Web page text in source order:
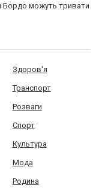
Бордо можуть тривати
Здоров'я
Транспорт
Розваги
Спорт
Культура
Мода
Родина